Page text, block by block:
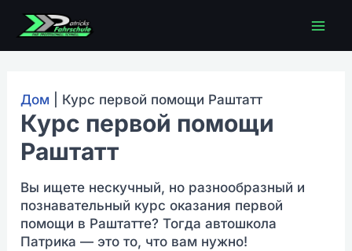
Дом Курс первой помощи Раштатт
Курс первой помощи
Раштатт
Вы ищете нескучный, но разнообразный и
познавательный курс оказания первой
помощи в Раштатте? Тогда автошкола
Патрика — это то, что вам нужно!